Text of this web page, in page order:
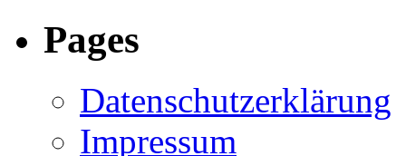
Pages
Datenschutzerklärung
Impressum